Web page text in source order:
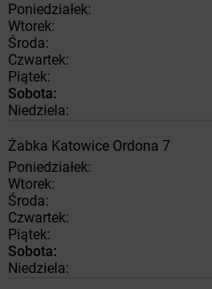
Poniedziałek:
Wtorek:
Środa:
Czwartek:
Piątek:
Sobota:
Niedziela:
Żabka Katowice Ordona 7
Poniedziałek:
Wtorek:
Środa:
Czwartek:
Piątek:
Sobota:
Niedziela: